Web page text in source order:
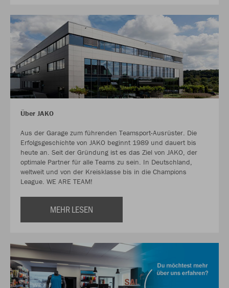
Über JAKO
Aus der Garage zum führenden Teamsport-Ausrüster. Die
Erfolgsgeschichte von JAKO beginnt 1989 und dauert bis
heute an. Seit der Gründung ist es das Ziel von JAKO, der
optimale Partner für alle Teams zu sein. In Deutschland,
weltweit und von der Kreisklasse bis in die Champions
League. WE ARE TEAM!
MEHR LESEN